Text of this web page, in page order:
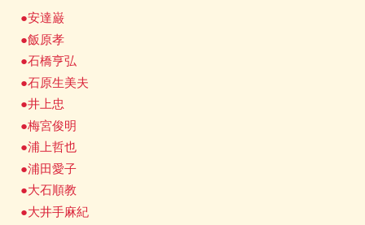
●安達巌
●飯原孝
●石橋亨弘
●石原生美夫
●井上忠
●梅宮俊明
●浦上哲也
●浦田愛子
●大石順教
●大井手麻紀